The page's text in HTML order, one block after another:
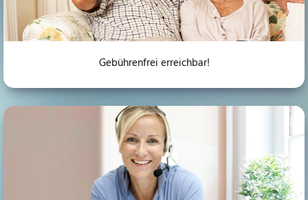
Gebührenfrei erreichbar!